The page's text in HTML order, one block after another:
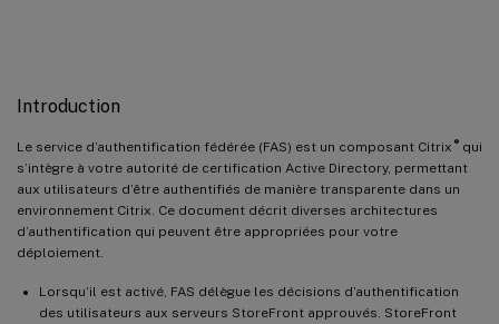
Introduction
Le service d’authentification fédérée (FAS) est un composant Citrix ®qui
s’intègre à votre autorité de certification Active Directory, permettant
aux utilisateurs d’être authentifiés de manière transparente dans un
environnement Citrix. Ce document décrit diverses architectures
d’authentification qui peuvent être appropriées pour votre
déploiement.
Lorsqu’il est activé, FAS délègue les décisions d’authentification
des utilisateurs aux serveurs StoreFront approuvés. StoreFront